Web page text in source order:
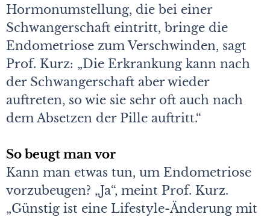
Hormonumstellung, die bei einer
Schwangerschaft eintritt, bringe die
Endometriose zum Verschwinden, sagt
Prof. Kurz: „Die Erkrankung kann nach
der Schwangerschaft aber wieder
auftreten, so wie sie sehr oft auch nach
dem Absetzen der Pille auftritt.“
So beugt man vor
Kann man etwas tun, um Endometriose
vorzubeugen? „Ja“, meint Prof. Kurz.
„Günstig ist eine Lifestyle-Änderung mit